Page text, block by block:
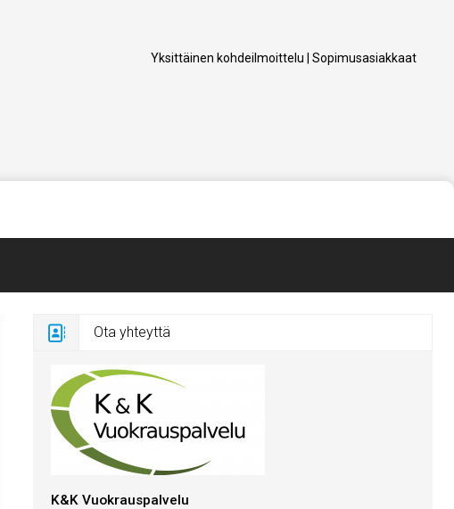
Yksittäinen kohdeilmoittelu Sopimusasiakkaat
Ota yhteyttä
K&K Vuokrauspalvelu